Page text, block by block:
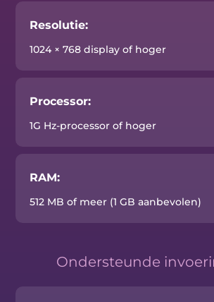
Resolutie:
1024 × 768 display of hoger
Processor:
1G Hz-processor of hoger
RAM:
512 MB of meer (1 GB aanbevolen)
Ondersteunde